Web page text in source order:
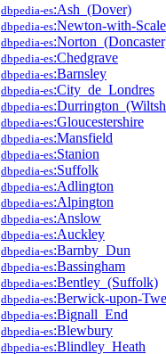
dbpedia-es:Ash_(Dover)
dbpedia-es:Newton-with-
dbpedia-es
dbpedia-es:Chedgrave
dbpedia-es:Barnsley
dbpedia-es:City_de_Londres
dbpedia-es
dbpedia-es:Gloucestershire
dbpedia-es:Mansfield
dbpedia-es:Stanion
dbpedia-es:Suffolk
dbpedia-es:Adlington
dbpedia-es:Alpington
dbpedia-es:Anslow
dbpedia-es:Auckley
dbpedia-es:Barnby_Dun
dbpedia-es:Bassingham
dbpedia-es:Bentley_(Suffolk)
dbpedia-es:Berwick-upon-
dbpedia-es:Bignall_End
dbpedia-es:Blewbury
dbpedia-es:Blindley_Heath